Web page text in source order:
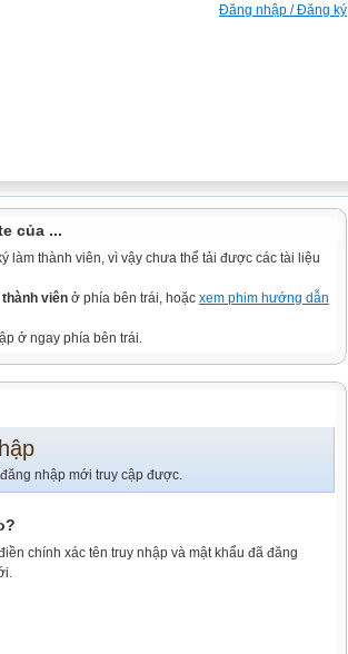
Đăng nhập / Đăng ký
của ...
làm thành viên, vì vậy chưa thể tải được các tài liệu
viên ở phía bên trái, hoặc xem phim hướng dẫn
ở ngay phía bên trái.
nhập mới truy cập được.
chính xác tên truy nhập và mật khẩu đã đăng